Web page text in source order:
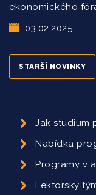
ekonomického
03.02.2025
STARŠÍ NOVINKY
Jak studium
Nabídka
Programy v
Lektorský